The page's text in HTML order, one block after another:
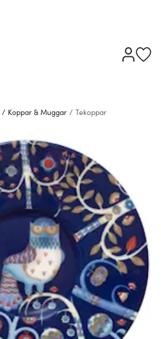
/ Koppar & Muggar / Tekoppar